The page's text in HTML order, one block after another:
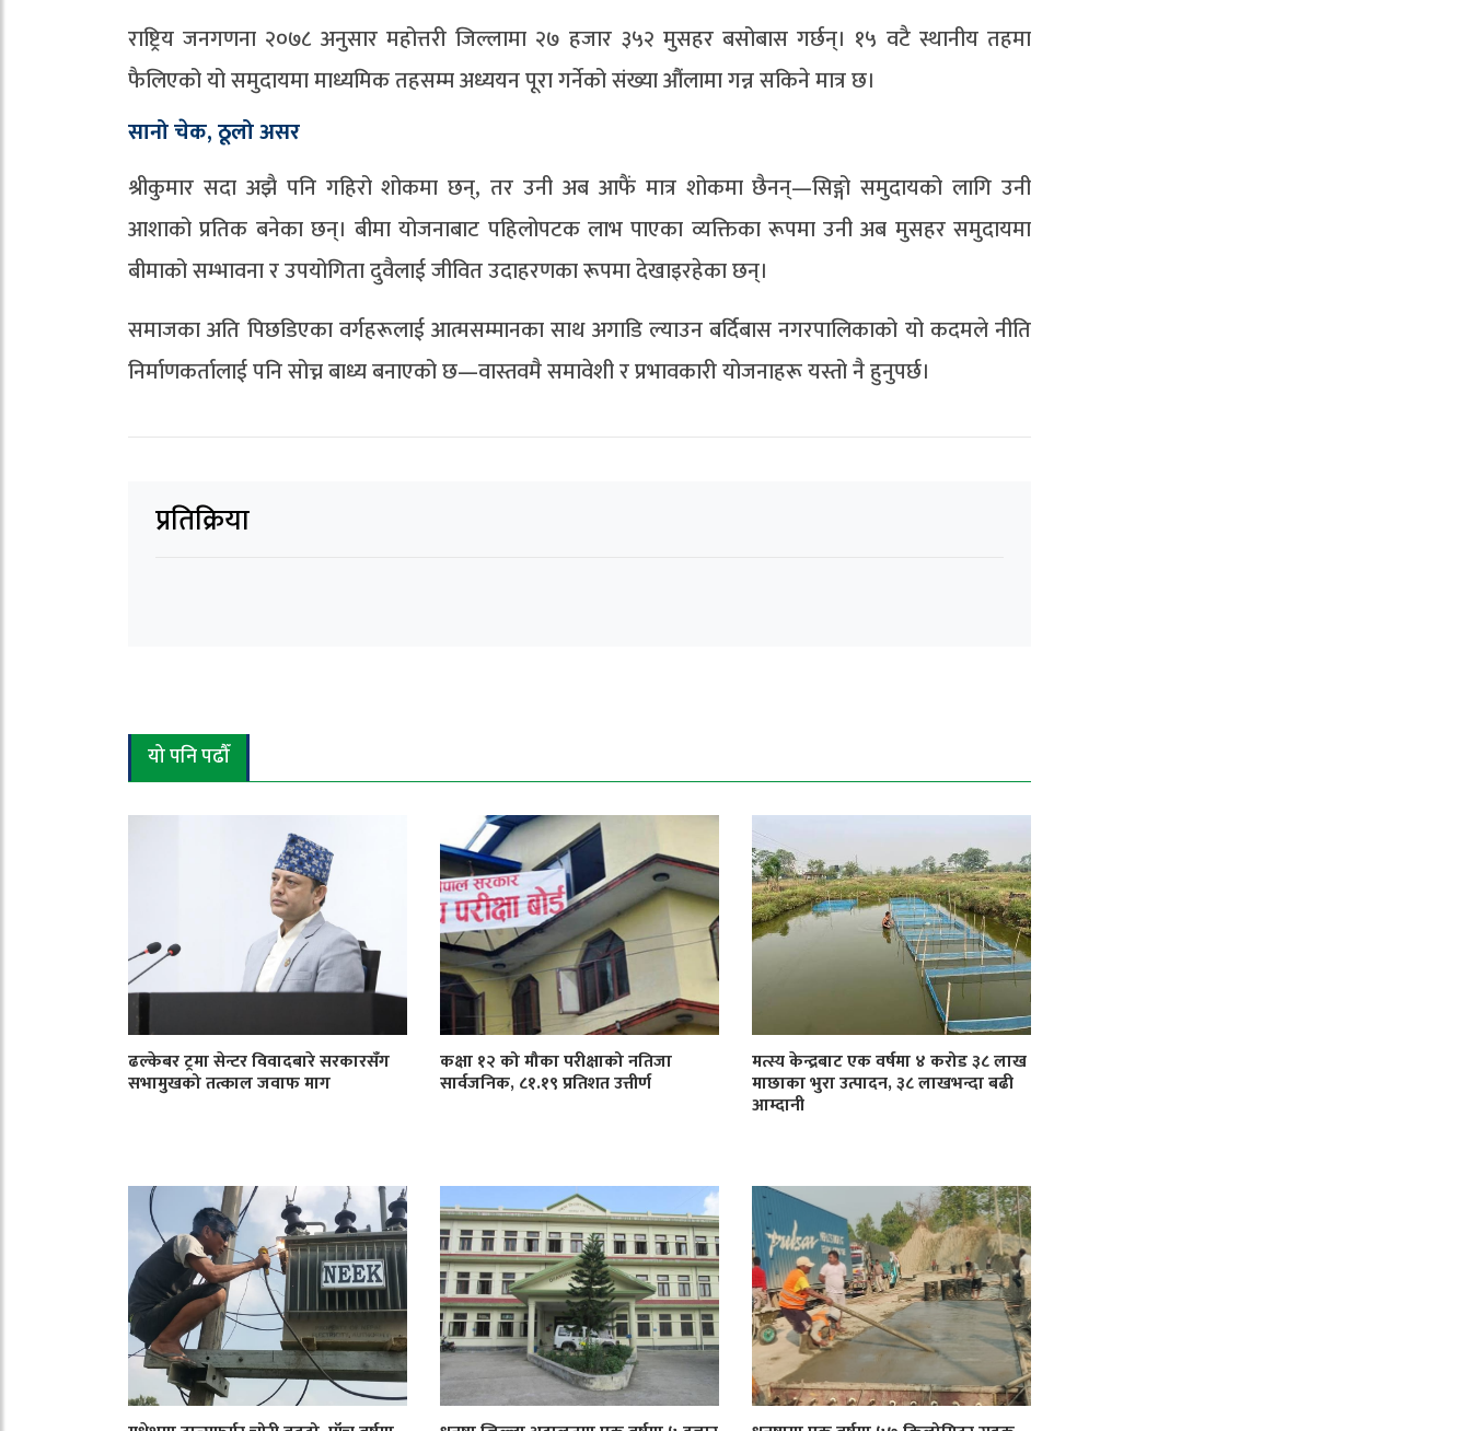
राष्ट्रिय जनगणना २०७८ अनुसार महोत्तरी जिल्लामा २७ हजार ३५२ मुसहर बसोबास गर्छन्। १५ वटै स्थानीय तहमा
फैलिएको यो समुदायमा माध्यमिक तहसम्म अध्ययन पूरा गर्नेको संख्या औंलामा गन्न सकिने मात्र छ।
सानो चेक, ठूलो असर
श्रीकुमार सदा अझै पनि गहिरो शोकमा छन्, तर उनी अब आफैं मात्र शोकमा छैनन्—सिङ्गो समुदायको लागि उनी
आशाको प्रतिक बनेका छन्। बीमा योजनाबाट पहिलोपटक लाभ पाएका व्यक्तिका रूपमा उनी अब मुसहर समुदायमा
बीमाको सम्भावना र उपयोगिता दुवैलाई जीवित उदाहरणका रूपमा देखाइरहेका छन्।
समाजका अति पिछडिएका वर्गहरूलाई आत्मसम्मानका साथ अगाडि ल्याउन बर्दिबास नगरपालिकाको यो कदमले नीति
निर्माणकर्तालाई पनि सोच्न बाध्य बनाएको छ—वास्तवमै समावेशी र प्रभावकारी योजनाहरू यस्तो नै हुनुपर्छ।
प्रतिक्रिया
यो पनि पढौँ
ढल्केबर ट्रमा सेन्टर विवादबारे सरकारसँग
सभामुखको तत्काल जवाफ माग
कक्षा १२ को मौका परीक्षाको नतिजा
सार्वजनिक, ८१.१९ प्रतिशत उत्तीर्ण
मत्स्य केन्द्रबाट एक वर्षमा ४ करोड ३८ लाख
माछाका भुरा उत्पादन, ३८ लाखभन्दा बढी
आम्दानी